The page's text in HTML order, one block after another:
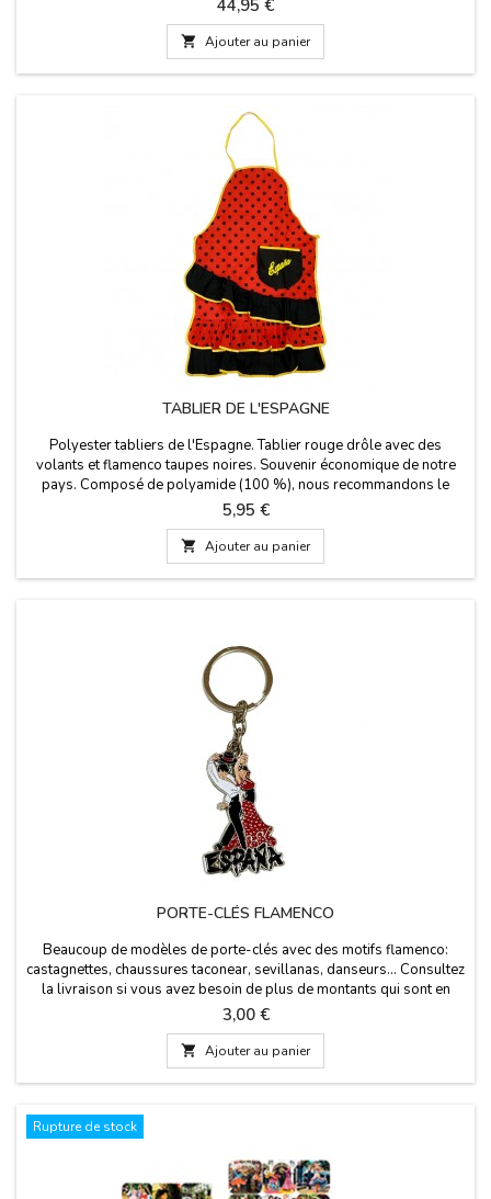
44,95 €
 Ajouter au panier
TABLIER DE L'ESPAGNE
Polyester tabliers de l'Espagne. Tablier rouge drôle avec des
volants et flamenco taupes noires. Souvenir économique de notre
pays. Composé de polyamide (100 %), nous recommandons le
lavage de l'eau froide et table à 30 °C. Mesures : 77 cm. haut x 48
cm. large. (50 cm. les liens de taille)
Prix
5,95 €
 Ajouter au panier
PORTE-CLÉS FLAMENCO
Beaucoup de modèles de porte-clés avec des motifs flamenco:
castagnettes, chaussures taconear, sevillanas, danseurs... Consultez
la livraison si vous avez besoin de plus de montants qui sont en
stock dans nos info@zings.es mail
Prix
3,00 €
 Ajouter au panier
Rupture de stock